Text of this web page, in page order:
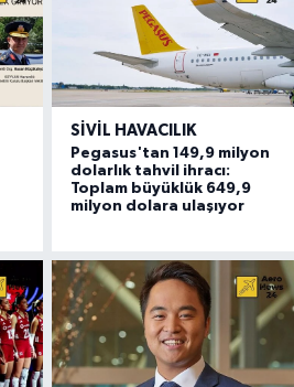
SIVIL HAVACILIK
Pegasus'tan 149,9 milyon
dolarlık tahvil ihracı:
Toplam büyüklük 649,9
milyon dolara ulaşıyor